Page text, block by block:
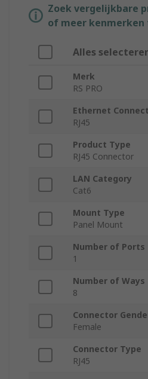
Zoek vergelijkbare
of meer
Alles
Merk
RS PRO
Ethernet
RJ45
Product Type
RJ45 Connector
LAN Category
Cat6
Mount Type
Panel Mount
Number of Ports
1
Number of Ways
8
Connector
Female
Connector Type
RJ45